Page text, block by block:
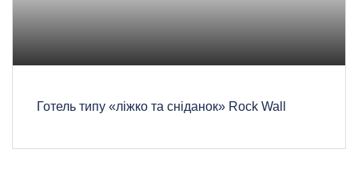
Готель типу «ліжко та сніданок» Rock Wall